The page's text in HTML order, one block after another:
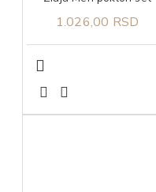
1.026,00 RSD